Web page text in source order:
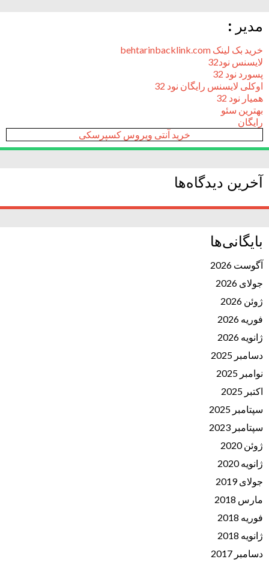
مدیر :
خرید بک لینک behtarinbacklink.com
لایسنس نود32
پسورد نود 32
اوکلی لایسنس رایگان نود 32
همیار نود 32
بهترین سئو
رایگان
خرید آنتی ویروس کسپرسکی
آخرین دیدگاه‌ها
بایگانی‌ها
آگوست 2026
جولای 2026
ژوئن 2026
فوریه 2026
ژانویه 2026
دسامبر 2025
نوامبر 2025
اکتبر 2025
سپتامبر 2025
سپتامبر 2023
ژوئن 2020
ژانویه 2020
جولای 2019
مارس 2018
فوریه 2018
ژانویه 2018
دسامبر 2017